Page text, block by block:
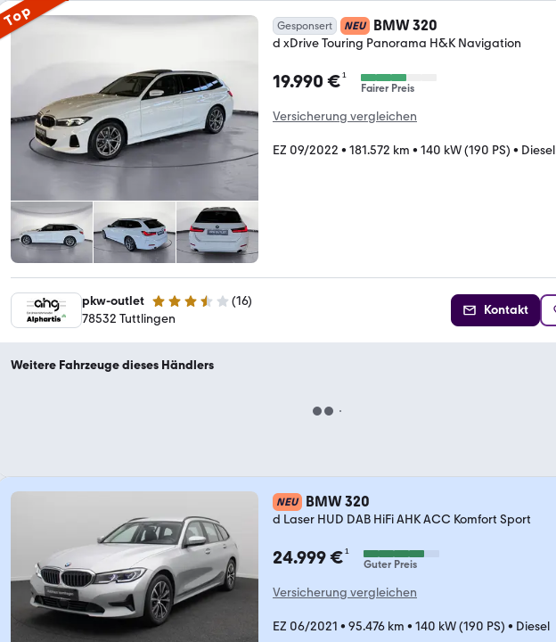
Top Gesponsert NEU BMW 320
d xDrive Touring Panorama H&K Navigation
19.990 €¹
Fairer Preis
Versicherung vergleichen
EZ 09/2022 • 181.572 km • 140 kW (190 PS) • Diesel
pkw-outlet 3.4 Sterne (16)
78532 Tuttlingen
Kontakt
Weitere Fahrzeuge dieses Händlers
NEU BMW 320
d Laser HUD DAB HiFi AHK ACC Komfort Sport
24.999 €¹
Guter Preis
Versicherung vergleichen
EZ 06/2021 • 95.476 km • 140 kW (190 PS) • Diesel